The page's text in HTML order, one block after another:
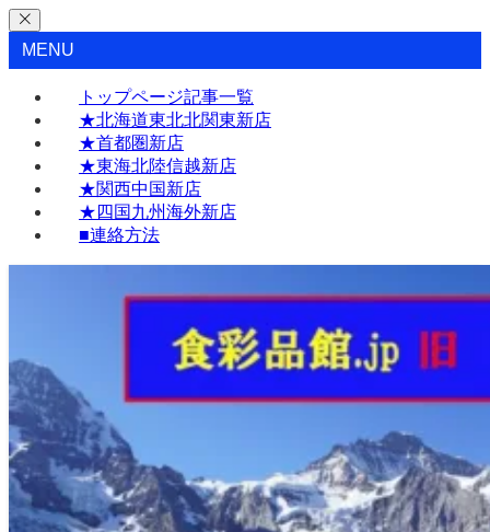
MENU
トップページ記事一覧
★北海道東北北関東新店
★首都圏新店
★東海北陸信越新店
★関西中国新店
★四国九州海外新店
■連絡方法